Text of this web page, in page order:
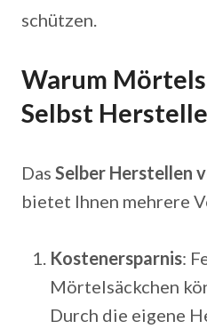
schützen.
Warum
Selbst
Das Selber Herstellen
bietet Ihnen mehrere
Kostenersparnis:
Mörtelsäckchen
Durch die eigene